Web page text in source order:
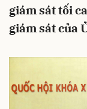
giám sát tối
giám sát của